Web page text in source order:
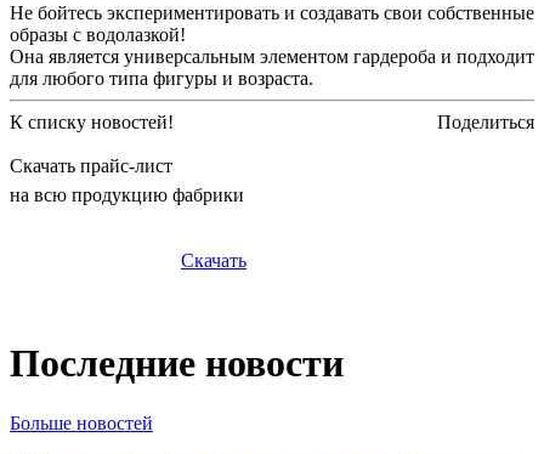
Не бойтесь экспериментировать и создавать свои собственные
образы с водолазкой!
Она является универсальным элементом гардероба и подходит
для любого типа фигуры и возраста.
К списку новостей! Поделиться
Скачать прайс-лист
на всю продукцию фабрики
Скачать
Последние новости
Больше новостей